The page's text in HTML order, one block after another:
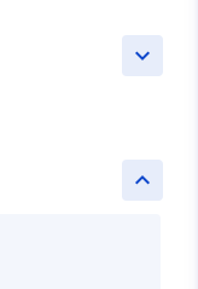
keyboard_arrow_down
keyboard_arrow_up